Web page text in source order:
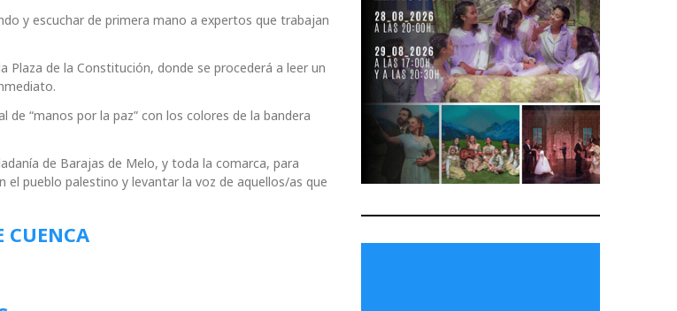
y escuchar de primera mano a expertos que trabajan
Plaza de la Constitución, donde se procederá a leer un
“manos por la paz” con los colores de la bandera
de Barajas de Melo, y toda la comarca, para
pueblo palestino y levantar la voz de aquellos/as que
CUENCA